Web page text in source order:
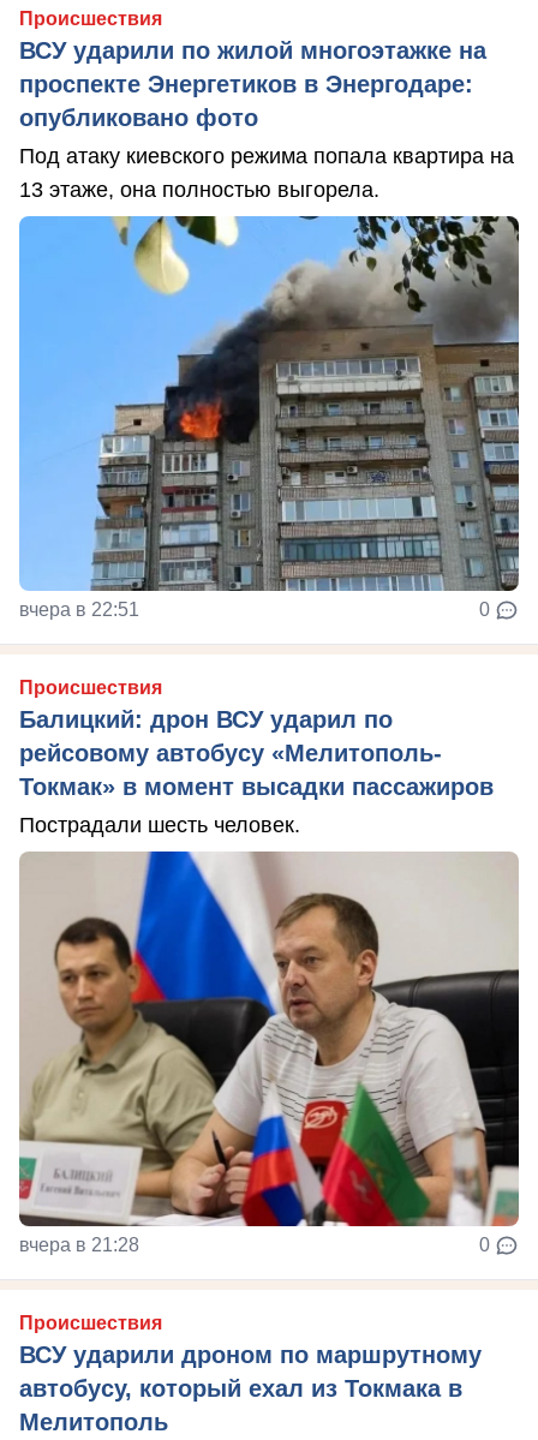
Происшествия
ВСУ ударили по жилой многоэтажке на
проспекте Энергетиков в Энергодаре:
опубликовано фото
Под атаку киевского режима попала квартира на
13 этаже, она полностью выгорела.
вчера в 22:51 0
Происшествия
Балицкий: дрон ВСУ ударил по
рейсовому автобусу «Мелитополь-
Токмак» в момент высадки пассажиров
Пострадали шесть человек.
вчера в 21:28 0
Происшествия
ВСУ ударили дроном по маршрутному
автобусу, который ехал из Токмака в
Мелитополь